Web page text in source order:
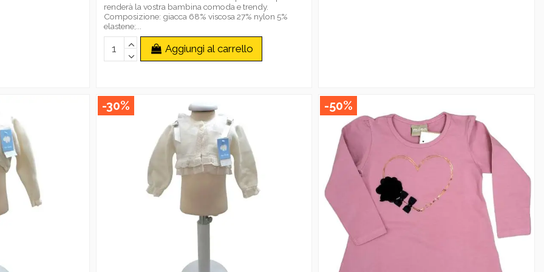
renderà la vostra bambina comoda e trendy.
Composizione: giacca 68% viscosa 27% nylon 5%
elastene;...
Aggiungi al carrello
-30% -50%